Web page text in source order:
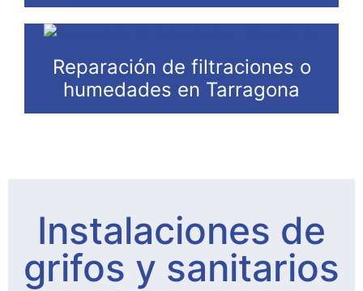
Reparación de filtraciones o
humedades en Tarragona
Instalaciones de
grifos y sanitarios